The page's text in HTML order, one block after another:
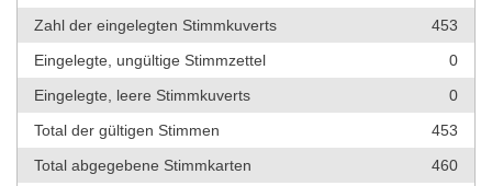
Zahl der eingelegten Stimmkuverts
453
Eingelegte, ungültige Stimmzettel
0
Eingelegte, leere Stimmkuverts
0
Total der gültigen Stimmen
453
Total abgegebene Stimmkarten
460